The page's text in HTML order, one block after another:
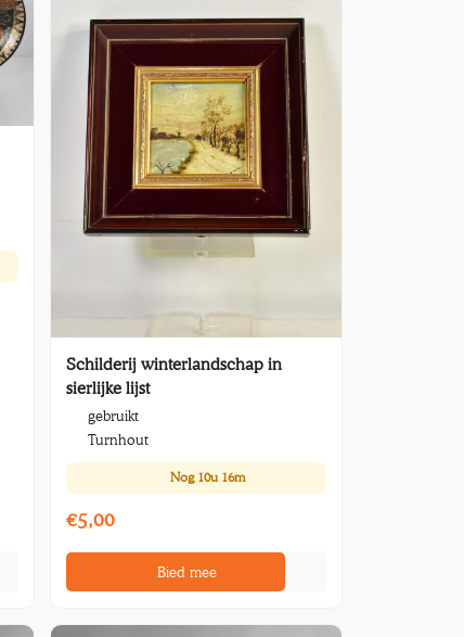
Schilderij winterlandschap in
sierlijke lijst
gebruikt
Turnhout
Nog 10u 16m
€5,00
Bied mee